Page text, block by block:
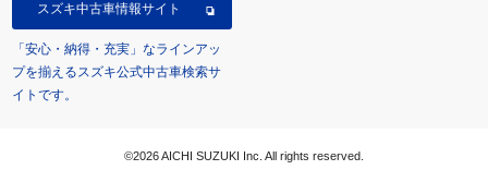
スズキ中古車情報サイト
「安心・納得・充実」なラインアッ
プを揃えるスズキ公式中古車検索サ
イトです。
©2026 AICHI SUZUKI Inc. All rights reserved.